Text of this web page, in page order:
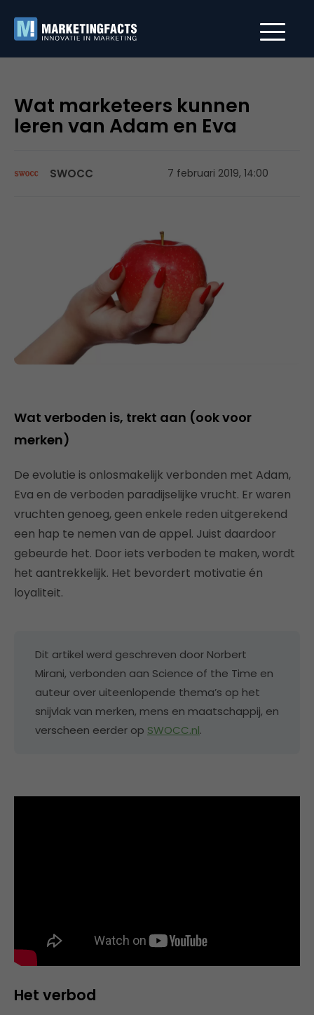
Wat marketeers kunnen
leren van Adam en Eva
SWOCC 7 februari 2019, 14:00
Wat verboden is, trekt aan (ook voor
merken)
De evolutie is onlosmakelijk verbonden met Adam,
Eva en de verboden paradijselijke vrucht. Er waren
vruchten genoeg, geen enkele reden uitgerekend
een hap te nemen van de appel. Juist daardoor
gebeurde het. Door iets verboden te maken, wordt
het aantrekkelijk. Het bevordert motivatie én
loyaliteit.
Dit artikel werd geschreven door Norbert
Mirani, verbonden aan Science of the Time en
auteur over uiteenlopende thema’s op het
snijvlak van merken, mens en maatschappij, en
verscheen eerder op SWOCC.nl.
Het verbod